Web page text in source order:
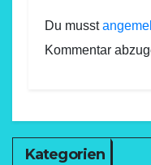
Du musst
Kommentar
Kategorien